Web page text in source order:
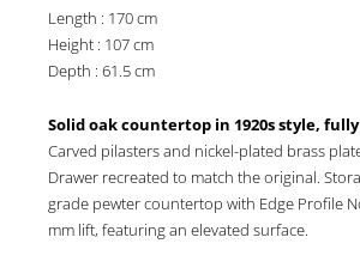
Length : 170 cm
Height : 107 cm
Depth : 61.5 cm
Solid oak countertop in 1920s style,
Carved pilasters and nickel-plated brass
Drawer recreated to match the original.
grade pewter countertop with Edge Profile
mm lift, featuring an elevated surface.